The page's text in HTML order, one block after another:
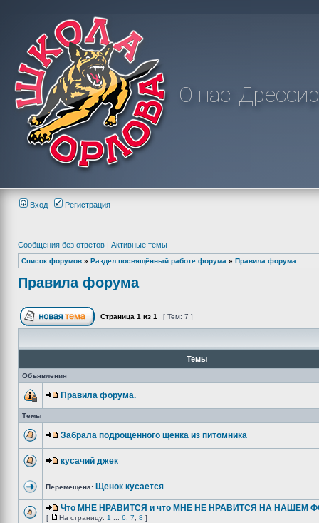
О нас
Вход Регистрация
Сообщения без ответов | Активные темы
Список форумов » Раздел посвящённый работе форума » Правила форума
Правила форума
Страница 1 из 1 [ Тем: 7 ]
Темы
Объявления
Правила форума.
Темы
Забрала подрощенного щенка из питомника
кусачий джек
Перемещена: Щенок кусается
Что МНЕ НРАВИТСЯ и что МНЕ НЕ НРАВИТСЯ НА НАШЕМ
[ На страницу: 1 6 7 8 ]